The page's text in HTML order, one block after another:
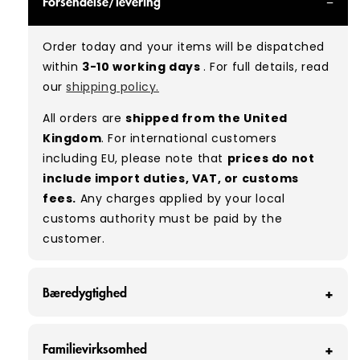
can expect items that are in great condition
with minimal signs of wear. While they are
used, they remain free of significant defects
and are in excellent shape overall.
Please note:As these are vintage/used
garments, a small percentage (5–10%) may
have minor flaws such as small tears, holes, or
stains. While we carefully inspect all items, a
degree of human error is possible. Condition
can vary slightly between pieces, and some
Order today and your items will be dispatched
within 3-10 working days. For full details, read
ourshipping policy.
All orders are shipped from the United
Kingdom. For international customers
including EU, please note that prices do not
include import duties, VAT, or customs
fees. Any charges applied by your local
customs authority must be paid by the
customer.
Bæredygtighed
Familievirksomhed